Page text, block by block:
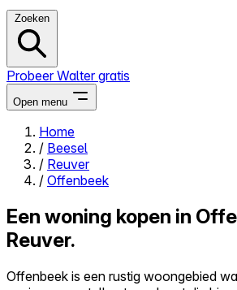
Zoeken
Probeer Walter gratis
Open menu
Close menu
Zelf kopen
Reviews
Home
/ Beesel
/ Reuver
/ Offenbeek
Een woning kopen in
Reuver.
Offenbeek is een rustig woongebied